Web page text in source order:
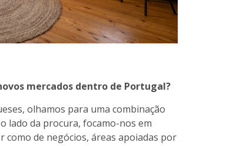
mercados dentro de Portugal?
olhamos para uma combinação
lado da procura, focamo-nos em
como de negócios, áreas apoiadas por